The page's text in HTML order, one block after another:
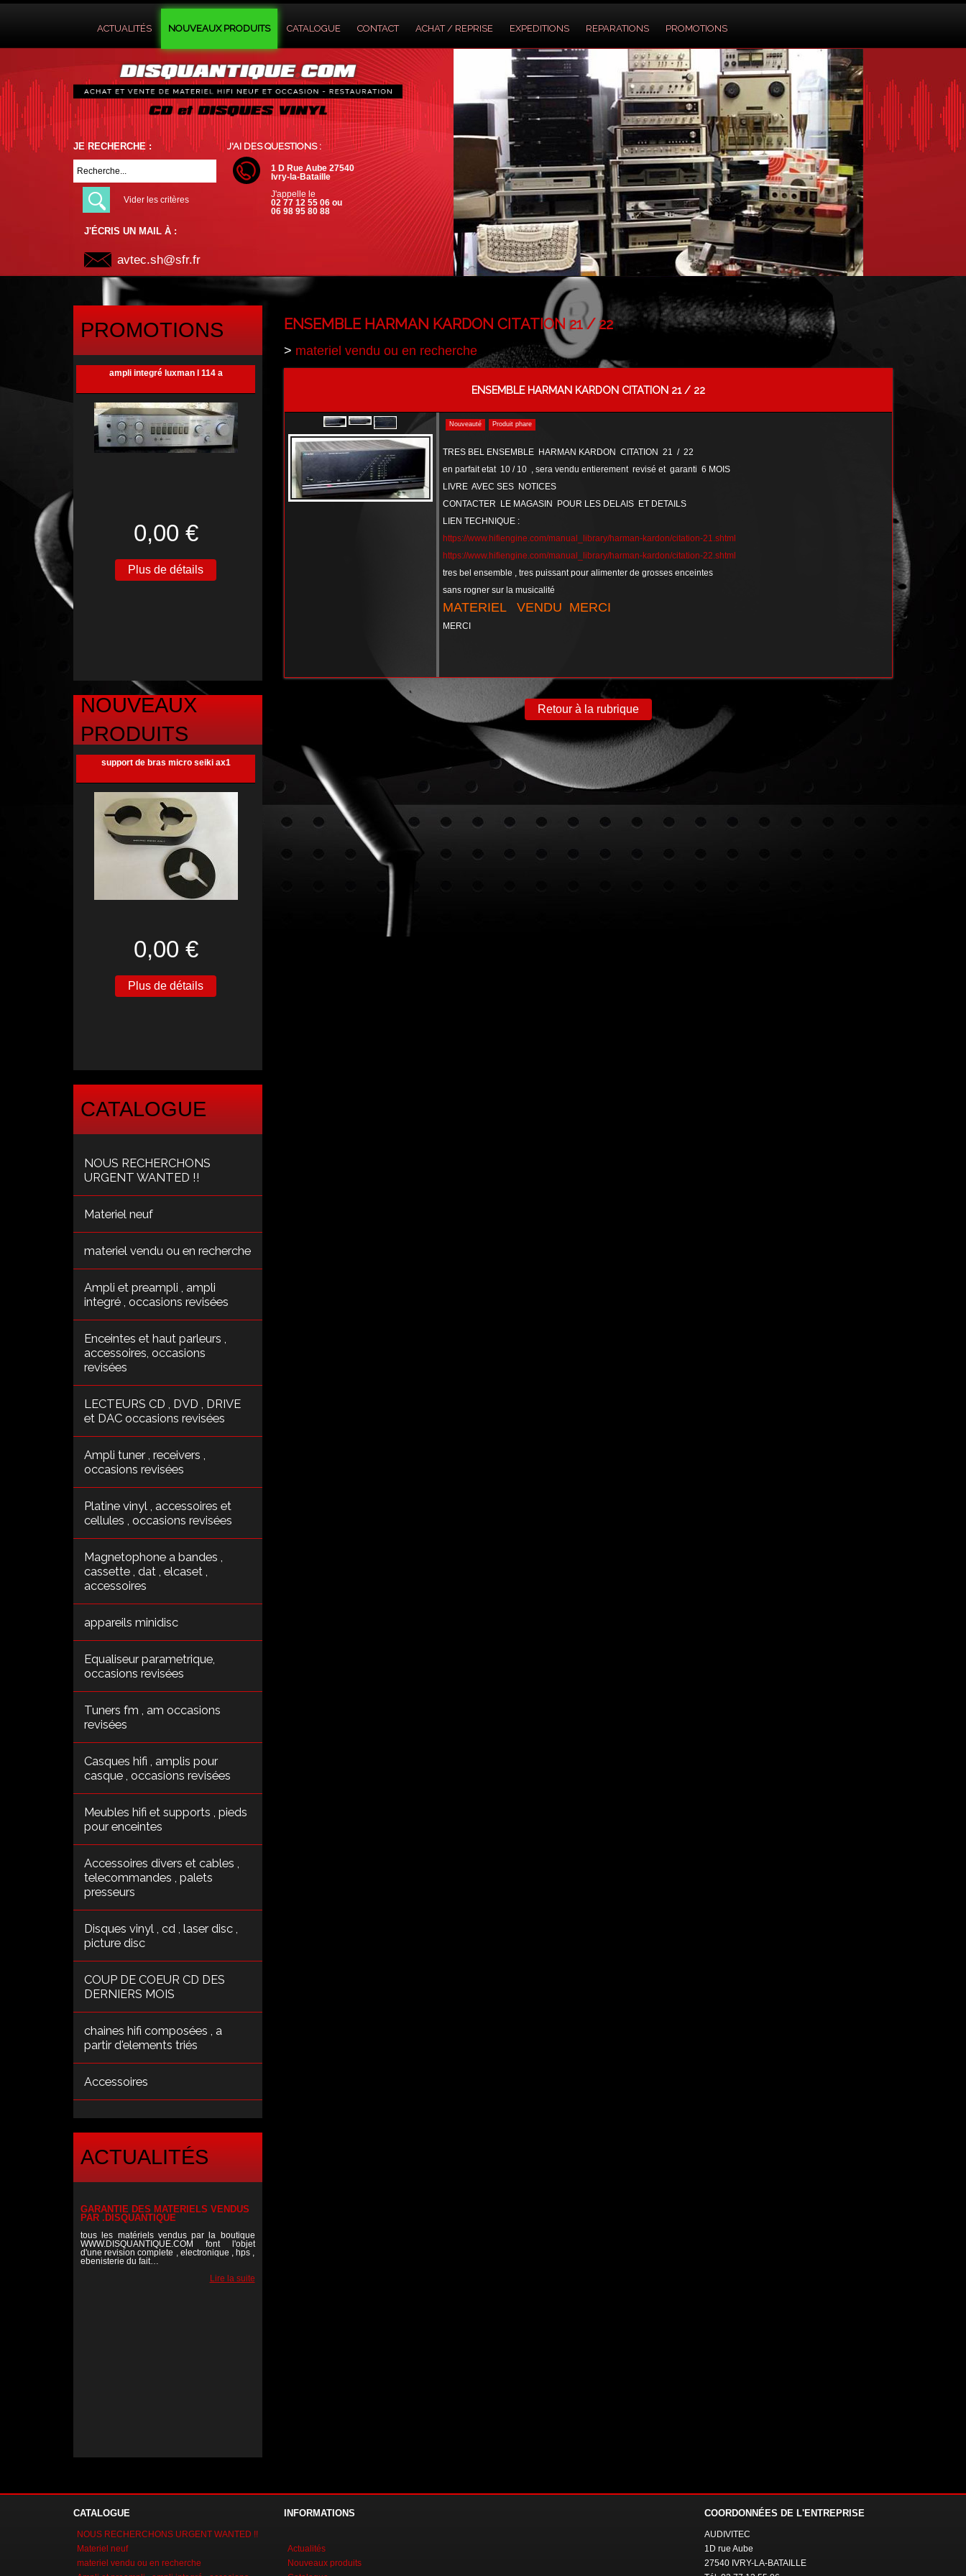
ACTUALITÉS NOUVEAUX PRODUITS CATALOGUE CONTACT ACHAT / REPRISE EXPEDITIONS REPARATIONS PROMOTIONS
JE RECHERCHE :
Vider les critères
J'AI DES QUESTIONS :
1 D Rue Aube 27540
Ivry-la-Bataille
J'appelle le
02 77 12 55 06 ou
06 98 95 80 88
J'ÉCRIS UN MAIL À :
avtec.sh@sfr.fr
PROMOTIONS
ampli integré luxman l 114 a
0,00 €
Plus de détails
NOUVEAUX
PRODUITS
support de bras micro seiki ax1
0,00 €
Plus de détails
CATALOGUE
NOUS RECHERCHONS
URGENT WANTED !!
Materiel neuf
materiel vendu ou en recherche
Ampli et preampli , ampli
integré , occasions revisées
Enceintes et haut parleurs ,
accessoires, occasions
revisées
LECTEURS CD , DVD , DRIVE
et DAC occasions revisées
Ampli tuner , receivers ,
occasions revisées
Platine vinyl , accessoires et
cellules , occasions revisées
Magnetophone a bandes ,
cassette , dat , elcaset ,
accessoires
appareils minidisc
Equaliseur parametrique,
occasions revisées
Tuners fm , am occasions
revisées
Casques hifi , amplis pour
casque , occasions revisées
Meubles hifi et supports , pieds
pour enceintes
Accessoires divers et cables ,
telecommandes , palets
presseurs
Disques vinyl , cd , laser disc ,
picture disc
COUP DE COEUR CD DES
DERNIERS MOIS
chaines hifi composées , a
partir d'elements triés
Accessoires
ACTUALITÉS
Lire la suite
GARANTIE DES MATERIELS VENDUS
PAR .DISQUANTIQUE
tous les matériels vendus par la boutique
WWW.DISQUANTIQUE.COM font l'objet
d'une revision complete , electronique , hps ,
ebenisterie du fait…
Lire la suite
ENSEMBLE HARMAN KARDON CITATION 21 / 22
> materiel vendu ou en recherche
ENSEMBLE HARMAN KARDON CITATION 21 / 22
Nouveauté Produit phare
TRES BEL ENSEMBLE HARMAN KARDON CITATION 21 / 22
en parfait etat 10 / 10 , sera vendu entierement revisé et garanti 6 MOIS
LIVRE AVEC SES NOTICES
CONTACTER LE MAGASIN POUR LES DELAIS ET DETAILS
LIEN TECHNIQUE :
https://www.hifiengine.com/manual_library/harman-kardon/citation-21.shtml
https://www.hifiengine.com/manual_library/harman-kardon/citation-22.shtml
tres bel ensemble , tres puissant pour alimenter de grosses enceintes
sans rogner sur la musicalité
MATERIEL VENDU MERCI
MERCI
Retour à la rubrique
CATALOGUE
NOUS RECHERCHONS URGENT WANTED !!
Materiel neuf
materiel vendu ou en recherche
INFORMATIONS
Actualités
Nouveaux produits
COORDONNÉES DE L'ENTREPRISE
AUDIVITEC
1D rue Aube
27540 IVRY-LA-BATAILLE